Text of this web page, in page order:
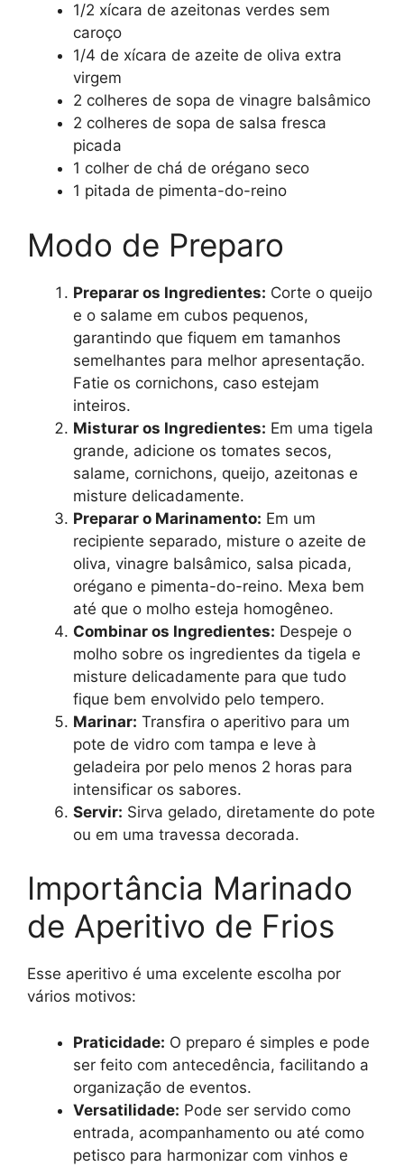
1/2 xícara de azeitonas verdes sem
caroço
1/4 de xícara de azeite de oliva extra
virgem
2 colheres de sopa de vinagre balsâmico
2 colheres de sopa de salsa fresca
picada
1 colher de chá de orégano seco
1 pitada de pimenta-do-reino
Modo de Preparo
Preparar os Ingredientes: Corte o queijo
e o salame em cubos pequenos,
garantindo que fiquem em tamanhos
semelhantes para melhor apresentação.
Fatie os cornichons, caso estejam
inteiros.
Misturar os Ingredientes: Em uma tigela
grande, adicione os tomates secos,
salame, cornichons, queijo, azeitonas e
misture delicadamente.
Preparar o Marinamento: Em um
recipiente separado, misture o azeite de
oliva, vinagre balsâmico, salsa picada,
orégano e pimenta-do-reino. Mexa bem
até que o molho esteja homogêneo.
Combinar os Ingredientes: Despeje o
molho sobre os ingredientes da tigela e
misture delicadamente para que tudo
fique bem envolvido pelo tempero.
Marinar: Transfira o aperitivo para um
pote de vidro com tampa e leve à
geladeira por pelo menos 2 horas para
intensificar os sabores.
Servir: Sirva gelado, diretamente do pote
ou em uma travessa decorada.
Importância Marinado
de Aperitivo de Frios
Esse aperitivo é uma excelente escolha por
vários motivos:
Praticidade: O preparo é simples e pode
ser feito com antecedência, facilitando a
organização de eventos.
Versatilidade: Pode ser servido como
entrada, acompanhamento ou até como
petisco para harmonizar com vinhos e